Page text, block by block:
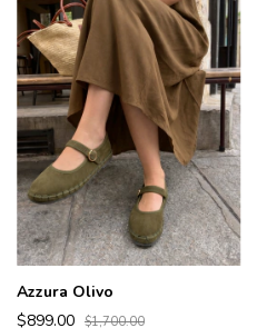
Azzura Olivo
$899.00 $1,700.00